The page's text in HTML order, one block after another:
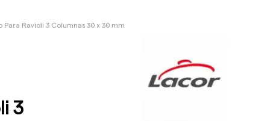
Para Ravioli 3 Columnas 30 x 30 mm
3